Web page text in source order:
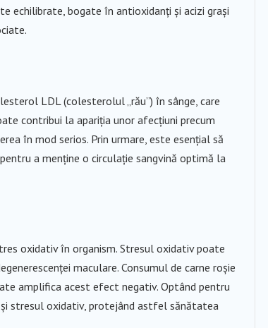
echilibrate, bogate în antioxidanți și acizi grași
LDL (colesterolul „rău”) în sânge, care
contribui la apariția unor afecțiuni precum
în mod serios. Prin urmare, este esențial să
a menține o circulație sangvină optimă la
oxidativ în organism. Stresul oxidativ poate
maculare. Consumul de carne roșie
amplifica acest efect negativ. Optând pentru
stresul oxidativ, protejând astfel sănătatea